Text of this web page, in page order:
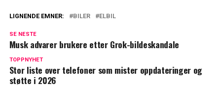
LIGNENDE EMNER: BILER ELBIL
SE NESTE
Musk advarer brukere etter Grok-bildeskandale
TOPPNYHET
Stor liste over telefoner som mister oppdateringer og
støtte i 2026